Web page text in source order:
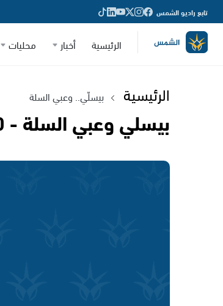
تابع راديو الشمس
الرئيسية أخبار محليات
الرئيسية بيسلّي.. وعبي السلة
بيسلي وعبي السلة - 04.05.2020